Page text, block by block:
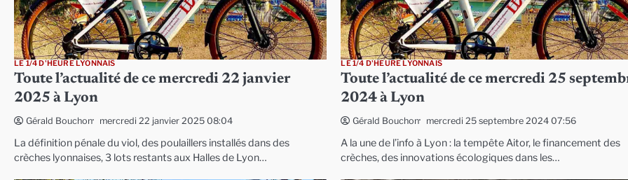
LE 1/4 D'HEURE LYONNAIS
Toute l’actualité de ce mercredi 22 janvier
2025 à Lyon
Gérald Bouchon mercredi 22 janvier 2025 08:04
La définition pénale du viol, des poulaillers installés dans des
crèches lyonnaises, 3 lots restants aux Halles de Lyon…
LE 1/4 D'HEURE LYONNAIS
Toute l’actualité de ce mercredi 25
2024 à Lyon
Gérald Bouchon mercredi 25 septembre 2024 07:56
A la une de l’info à Lyon : la tempête Aitor, le financement des
crèches, des innovations écologiques dans les…